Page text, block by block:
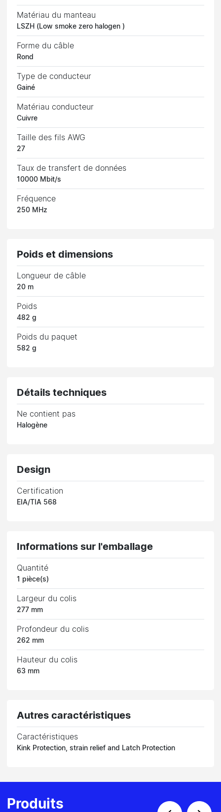
Matériau du manteau
LSZH (Low smoke zero halogen )
Forme du câble
Rond
Type de conducteur
Gainé
Matériau conducteur
Cuivre
Taille des fils AWG
27
Taux de transfert de données
10000 Mbit/s
Fréquence
250 MHz
Poids et dimensions
Longueur de câble
20 m
Poids
482 g
Poids du paquet
582 g
Détails techniques
Ne contient pas
Halogène
Design
Certification
EIA/TIA 568
Informations sur l'emballage
Quantité
1 pièce(s)
Largeur du colis
277 mm
Profondeur du colis
262 mm
Hauteur du colis
63 mm
Autres caractéristiques
Caractéristiques
Kink Protection, strain relief and Latch Protection
Produits